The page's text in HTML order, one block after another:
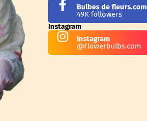
Bulbes de fleurs.com
49K followers
Instagram
Instagram
@Flowerbulbs.com